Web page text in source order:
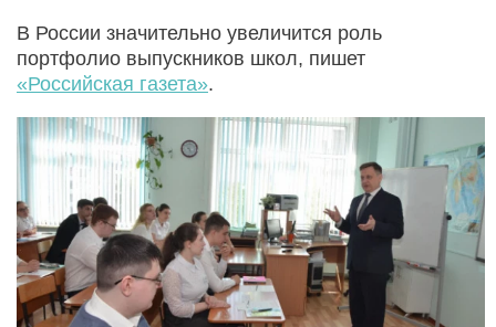
В России значительно увеличится роль
портфолио выпускников школ, пишет
«Российская газета».